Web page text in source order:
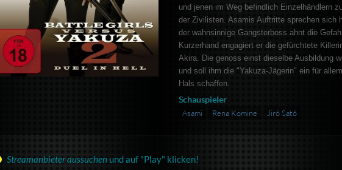
und jenen im Weg befindlich Einzelhändlern
der Zivilisten. Asamis Auftritte sprechen sich
der wahnsinnige Gangsterboss ahnt die
Kurzerhand engagiert er die gefürchtete
Akira. Die genoss einst dieselbe Ausbildung
und soll ihm die "Yakuza-Jägerin" ein für
Hals schaffen.
Schauspieler
Asami Rena Komine Jirô Satô
Streamanbieter aussuchen und auf "Play" klicken!